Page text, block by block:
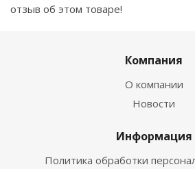
отзыв об этом товаре!
Компания
О компании
Новости
Информация
Политика обработки